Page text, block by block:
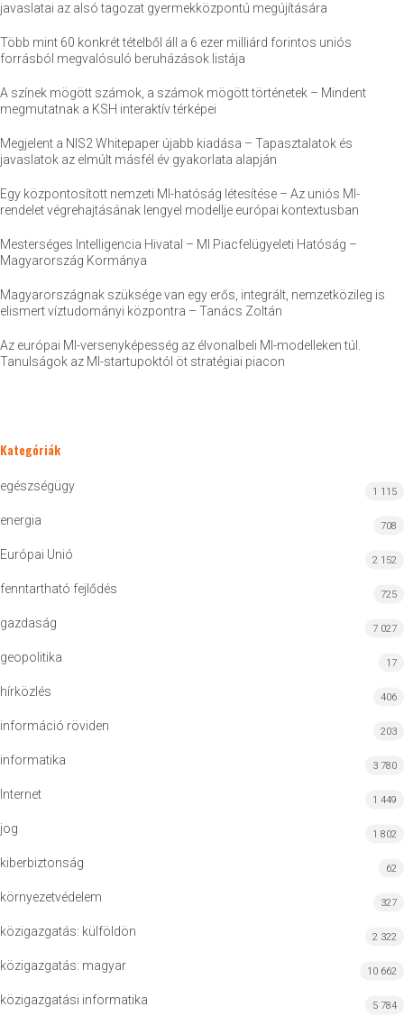
javaslatai az alsó tagozat gyermekközpontú megújítására
Több mint 60 konkrét tételből áll a 6 ezer milliárd forintos uniós
forrásból megvalósuló beruházások listája
A színek mögött számok, a számok mögött történetek – Mindent
megmutatnak a KSH interaktív térképei
Megjelent a NIS2 Whitepaper újabb kiadása – Tapasztalatok és
javaslatok az elmúlt másfél év gyakorlata alapján
Egy központosított nemzeti MI-hatóság létesítése – Az uniós MI-
rendelet végrehajtásának lengyel modellje európai kontextusban
Mesterséges Intelligencia Hivatal – MI Piacfelügyeleti Hatóság –
Magyarország Kormánya
Magyarországnak szüksége van egy erős, integrált, nemzetközileg is
elismert víztudományi központra – Tanács Zoltán
Az európai MI-versenyképesség az élvonalbeli MI-modelleken túl.
Tanulságok az MI-startupoktól öt stratégiai piacon
Kategóriák
egészségügy 1 115
energia 708
Európai Unió 2 152
fenntartható fejlődés 725
gazdaság 7 027
geopolitika 17
hírközlés 406
információ röviden 203
informatika 3 780
Internet 1 449
jog 1 802
kiberbiztonság 62
környezetvédelem 327
közigazgatás: külföldön 2 322
közigazgatás: magyar 10 662
közigazgatási informatika 5 784